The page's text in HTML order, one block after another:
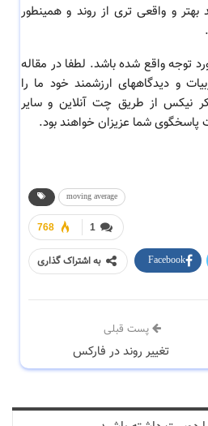
بهتر و واقعی تری از روند و همینطور
توجه واقع شده باشد. لطفا در مقاله
و دیدگاههای ارزشمند خود ما را
نیکس از طریق چت آنلاین و سایر
پاسخگوی شما عزیزان خواهند بود.
moving average
1
768
به اشتراک گذاری Facebook
پست قبلی
تغییر روند در فارکس